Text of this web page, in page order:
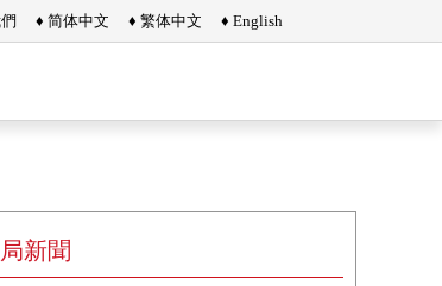
♦ 简体中文 ♦ 繁体中文 ♦ English
新聞